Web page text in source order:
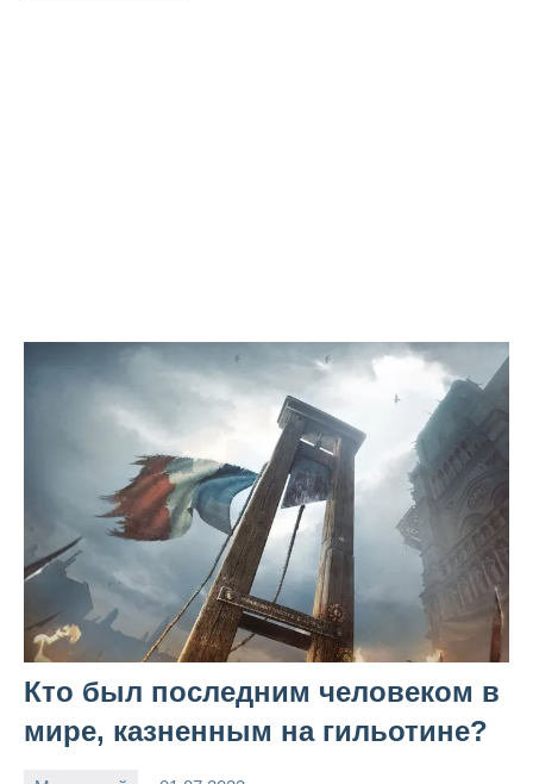
Кто был последним человеком в
мире, казненным на гильотине?